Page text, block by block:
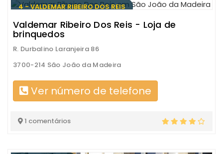
4 - VALDEMAR RIBEIRO DOS REIS
Valdemar Ribeiro Dos Reis - Loja de
brinquedos
R. Durbalino Laranjeira 86
3700-214 São João da Madeira
Ver número de telefone
1 comentários